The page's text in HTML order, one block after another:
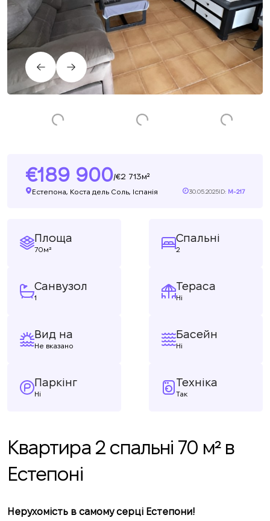
189 900/ 2 713м²
Естепона, Коста дель Соль, Іспанія 30.05.2025ID: M-217
Площа
70м²
Спальні
2
Санвузол
1
Тераса
Ні
Вид на
Не вказано
Басейн
Ні
Паркінг
Ні
Техніка
Так
Квартира 2 спальні 70 м² в
Естепоні
Нерухомість в самому серці Естепони!